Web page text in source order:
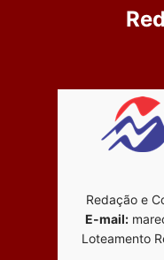
Redação e
E-mail:
Loteamento